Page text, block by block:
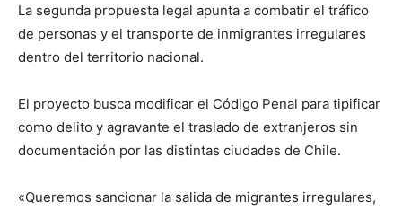
La segunda propuesta legal apunta a combatir el tráfico
de personas y el transporte de inmigrantes irregulares
dentro del territorio nacional.
El proyecto busca modificar el Código Penal para tipificar
como delito y agravante el traslado de extranjeros sin
documentación por las distintas ciudades de Chile.
«Queremos sancionar la salida de migrantes irregulares,